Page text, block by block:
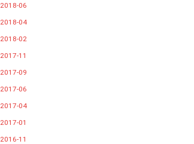
2018-06
2018-04
2018-02
2017-11
2017-09
2017-06
2017-04
2017-01
2016-11